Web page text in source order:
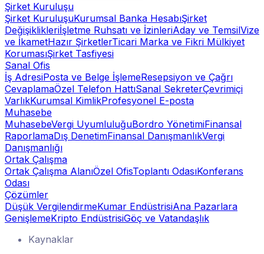
Şirket Kuruluşu
Şirket KuruluşuKurumsal Banka HesabıŞirket
Değişiklikleriİşletme Ruhsatı ve İzinleriAday ve TemsilVize
ve İkametHazır ŞirketlerTicari Marka ve Fikri Mülkiyet
KorumasıŞirket Tasfiyesi
Sanal Ofis
İş AdresiPosta ve Belge İşlemeResepsiyon ve Çağrı
CevaplamaÖzel Telefon HattıSanal SekreterÇevrimiçi
VarlıkKurumsal KimlikProfesyonel E-posta
Muhasebe
MuhasebeVergi UyumluluğuBordro YönetimiFinansal
RaporlamaDış DenetimFinansal DanışmanlıkVergi
Danışmanlığı
Ortak Çalışma
Ortak Çalışma AlanıÖzel OfisToplantı OdasıKonferans
Odası
Çözümler
Düşük VergilendirmeKumar EndüstrisiAna Pazarlara
GenişlemeKripto EndüstrisiGöç ve Vatandaşlık
Kaynaklar